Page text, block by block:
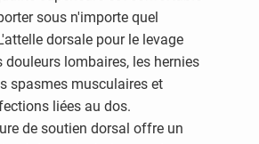
sous n'importe quel
dorsale pour le levage
douleurs lombaires, les hernies
spasmes musculaires et
liées au dos.
de soutien dorsal offre un